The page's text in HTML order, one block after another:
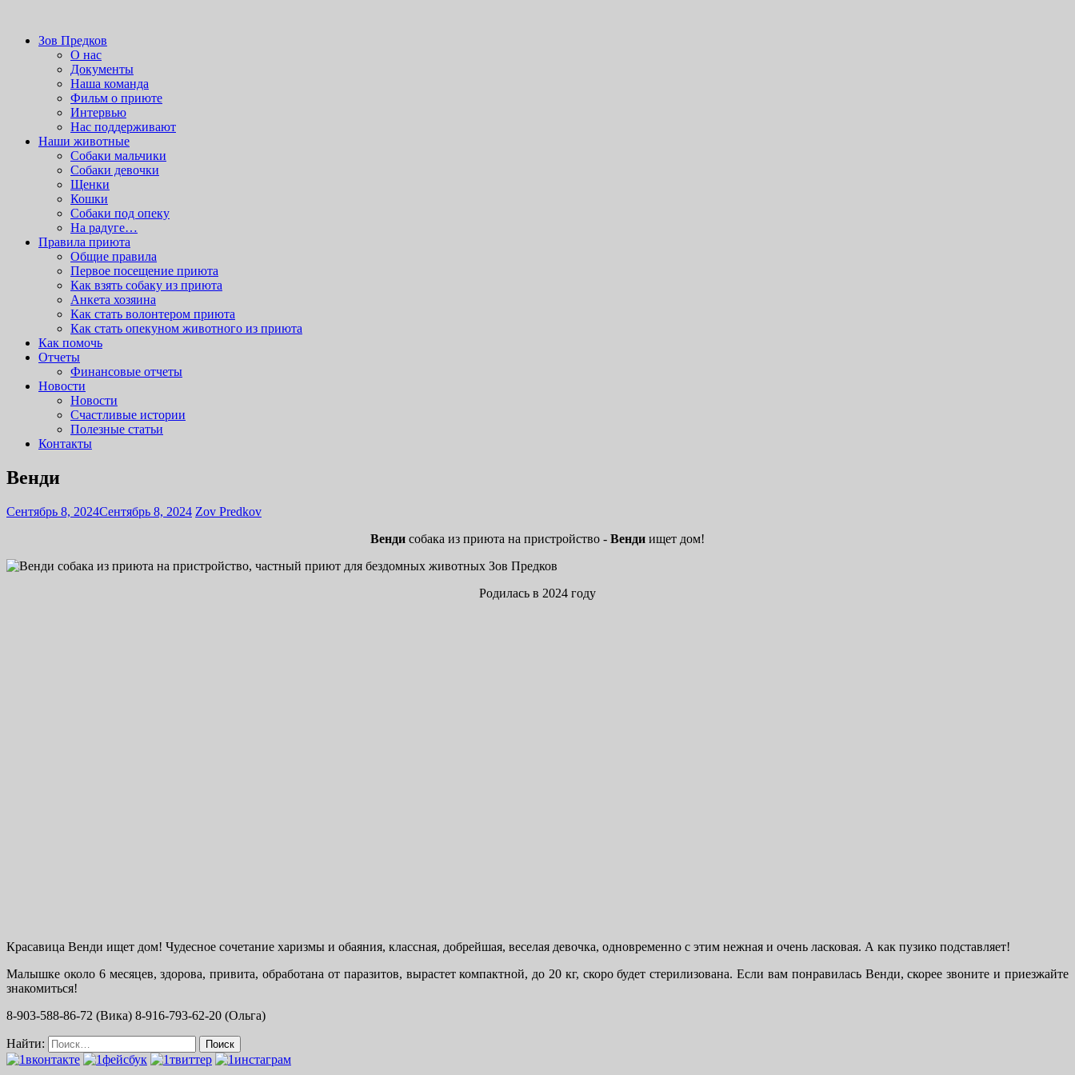
Зов Предков
приют для бездомных животных
Зов Предков
О нас
Документы
Наша команда
Фильм о приюте
Интервью
Нас поддерживают
Наши животные
Cобаки мальчики
Cобаки девочки
Щенки
Кошки
Собаки под опеку
На радуге…
Правила приюта
Общие правила
Первое посещение приюта
Как взять собаку из приюта
Анкета хозяина
Как стать волонтером приюта
Как стать опекуном животного из приюта
Как помочь
Отчеты
Финансовые отчеты
Новости
Новости
Счастливые истории
Полезные статьи
Контакты
Венди
Сентябрь 8, 2024Сентябрь 8, 2024 Zov Predkov
Венди собака из приюта на пристройство - Венди ищет дом!
Родилась в 2024 году
Красавица Венди ищет дом! Чудесное сочетание харизмы и обаяния, классная, добрейшая, веселая девочка, одновременно с этим нежная и очень ласковая. А как пузико подставляет!
Малышке около 6 месяцев, здорова, привита, обработана от паразитов, вырастет компактной, до 20 кг, скоро будет стерилизована. Если вам понравилась Венди, скорее звоните и приезжайте
знакомиться!
8-903-588-86-72 (Вика) 8-916-793-62-20 (Ольга)
Найти: